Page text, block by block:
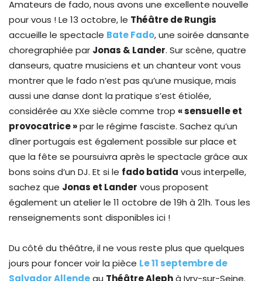
Amateurs de fado, nous avons une excellente nouvelle
pour vous ! Le 13 octobre, le Théâtre de Rungis
accueille le spectacle Bate Fado, une soirée dansante
choregraphiée par Jonas & Lander. Sur scène, quatre
danseurs, quatre musiciens et un chanteur vont vous
montrer que le fado n’est pas qu’une musique, mais
aussi une danse dont la pratique s’est étiolée,
considérée au XXe siècle comme trop « sensuelle et
provocatrice »par le régime fasciste. Sachez qu’un
dîner portugais est également possible sur place et
que la fête se poursuivra après le spectacle grâce aux
bons soins d’un DJ. Et si le fado batida vous interpelle,
sachez que Jonas et Lander vous proposent
également un atelier le 11 octobre de 19h à 21h. Tous les
renseignements sont disponibles ici !
Du côté du théâtre, il ne vous reste plus que quelques
jours pour foncer voir la pièce Le 11 septembre de